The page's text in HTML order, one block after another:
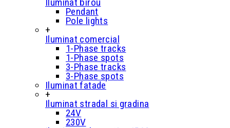
Iluminat birou
Pendant
Pole lights
+
Iluminat comercial
1-Phase tracks
1-Phase spots
3-Phase tracks
3-Phase spots
Iluminat fatade
+
Iluminat stradal si gradina
24V
230V